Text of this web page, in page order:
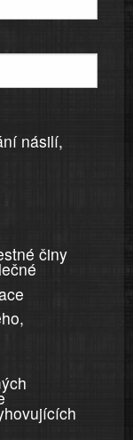
násilí,
činy